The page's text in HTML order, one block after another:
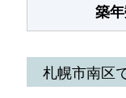
築
札幌市南区